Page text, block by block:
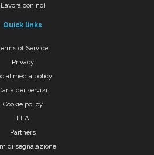
Lavora con noi
Quick links
of Service
Privacy
media policy
dei servizi
Cookie policy
FEA
Partners
di segnalazione